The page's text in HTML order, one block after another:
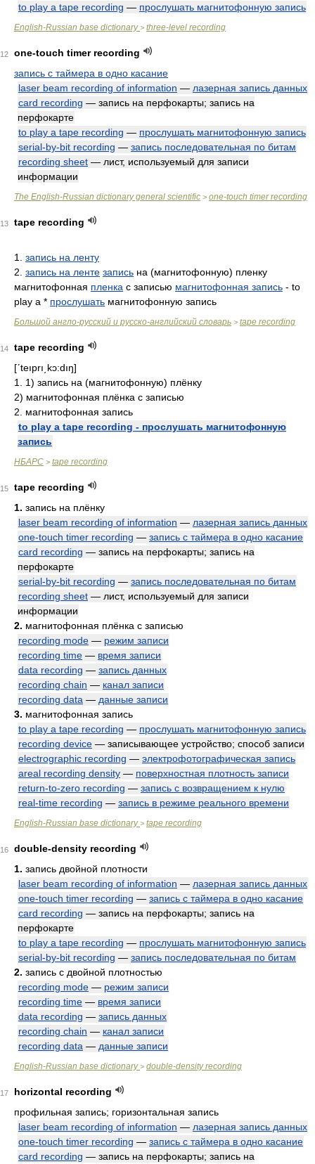
to play a tape recording — прослушать магнитофонную запись
English-Russian base dictionary> three-level recording
12
one-touch timer recording
запись с таймера в одно касание
laser beam recording of information — лазерная запись данных
card recording — запись на перфокарты; запись на
перфокарте
to play a tape recording — прослушать магнитофонную запись
serial-by-bit recording — запись последовательная по битам
recording sheet — лист, используемый для записи
информации
The English-Russian dictionary general scientific > one-touch timer recording
13 tape recording
1. запись на ленту
2. запись на ленте запись на (магнитофонную) пленку
магнитофонная пленка с записью магнитофонная запись - to
play a * прослушать магнитофонную запись
Большой англо-русский и русско-английский словарь > tape recording
14
tape recording
[ʹteıprı͵kɔ:dıŋ]
1. 1) запись на (магнитофонную) плёнку
2) магнитофонная плёнка с записью
2. магнитофонная запись
to play a tape recording - прослушать магнитофонную
запись
НБАРС > tape recording
15
tape recording
1. запись на плёнку
laser beam recording of information — лазерная запись данных
one-touch timer recording — запись с таймера в одно касание
card recording — запись на перфокарты; запись на
перфокарте
serial-by-bit recording — запись последовательная по битам
recording sheet — лист, используемый для записи
информации
2. магнитофонная плёнка с записью
recording mode — режим записи
recording time — время записи
data recording — запись данных
recording chain — канал записи
recording data — данные записи
3. магнитофонная запись
to play a tape recording — прослушать магнитофонную запись
recording device — записывающее устройство; способ записи
electrographic recording — электрофотографическая запись
areal recording density — поверхностная плотность записи
return-to-zero recording — запись с возвращением к нулю
real-time recording — запись в режиме реального времени
English-Russian base dictionary> tape recording
16
double-density recording
1. запись двойной плотности
laser beam recording of information — лазерная запись данных
one-touch timer recording — запись с таймера в одно касание
card recording — запись на перфокарты; запись на
перфокарте
to play a tape recording — прослушать магнитофонную запись
serial-by-bit recording — запись последовательная по битам
2. запись с двойной плотностью
recording mode — режим записи
recording time — время записи
data recording — запись данных
recording chain — канал записи
recording data — данные записи
English-Russian base dictionary> double-density recording
17
horizontal recording
профильная запись; горизонтальная запись
laser beam recording of information — лазерная запись данных
one-touch timer recording — запись с таймера в одно касание
card recording — запись на перфокарты; запись на